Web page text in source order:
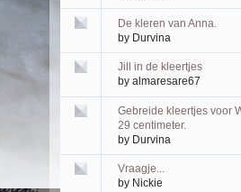
De kleren van Anna.
by Durvina
Jill in de kleertjes
by almaresare67
Gebreide kleertjes voor
29 centimeter.
by Durvina
Vraagje...
by Nickie